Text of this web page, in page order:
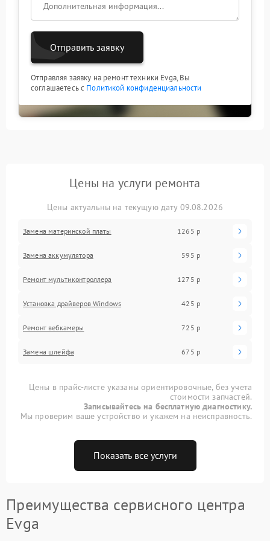
Доверяя работу профессионалам, вы экономите
время и деньги. Качественный ремонт в
специализированном сервисе продлевает жизнь
устройству и избавляет от рецидивов.
Отправить заявку
Отправляя заявку на ремонт техники Evga, Вы
соглашаетесь с Политикой конфиденциальности
Цены на услуги ремонта
Цены актуальны на текущую дату 09.08.2026
Замена материнской платы 1265 р
Замена аккумулятора 595 р
Ремонт мультиконтроллера 1275 р
Установка драйверов Windows 425 р
Ремонт вебкамеры 725 р
Замена шлейфа 675 р
Цены в прайс-листе указаны ориентировочные, без учета
стоимости запчастей.
Записывайтесь на бесплатную диагностику.
Мы проверим ваше устройство и укажем на неисправность.
Показать все услуги
Преимущества сервисного центра
Evga